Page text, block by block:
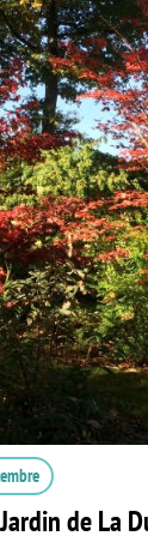
de La